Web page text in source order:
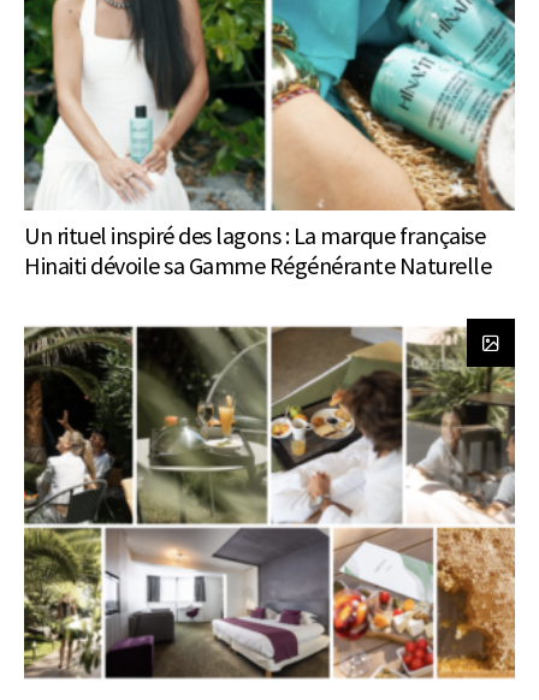
Un rituel inspiré des lagons : La marque française
Hinaiti dévoile sa Gamme Régénérante Naturelle